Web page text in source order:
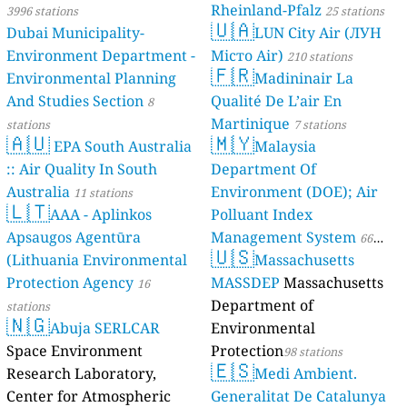
3996 stations
Dubai Municipality-
Environment Department -
Environmental Planning
And Studies Section 8
stations
🇦🇺EPA South Australia
:: Air Quality In South
Australia 11 stations
🇱🇹AAA - Aplinkos
Apsaugos Agentūra
(Lithuania Environmental
Protection Agency 16
stations
🇳🇬Abuja SERLCAR
Space Environment
Research Laboratory,
Center for Atmospheric
Rheinland-Pfalz 25 stations
🇺🇦LUN City Air (ЛУН
Місто Air) 210 stations
🇫🇷Madininair La
Qualité De L’air En
Martinique 7 stations
🇲🇾Malaysia
Department Of
Environment (DOE); Air
Polluant Index
Management System 66
stations
🇺🇸Massachusetts
MASSDEP Massachusetts
Department of
Environmental
Protection98 stations
🇪🇸Medi Ambient.
Generalitat De Catalunya